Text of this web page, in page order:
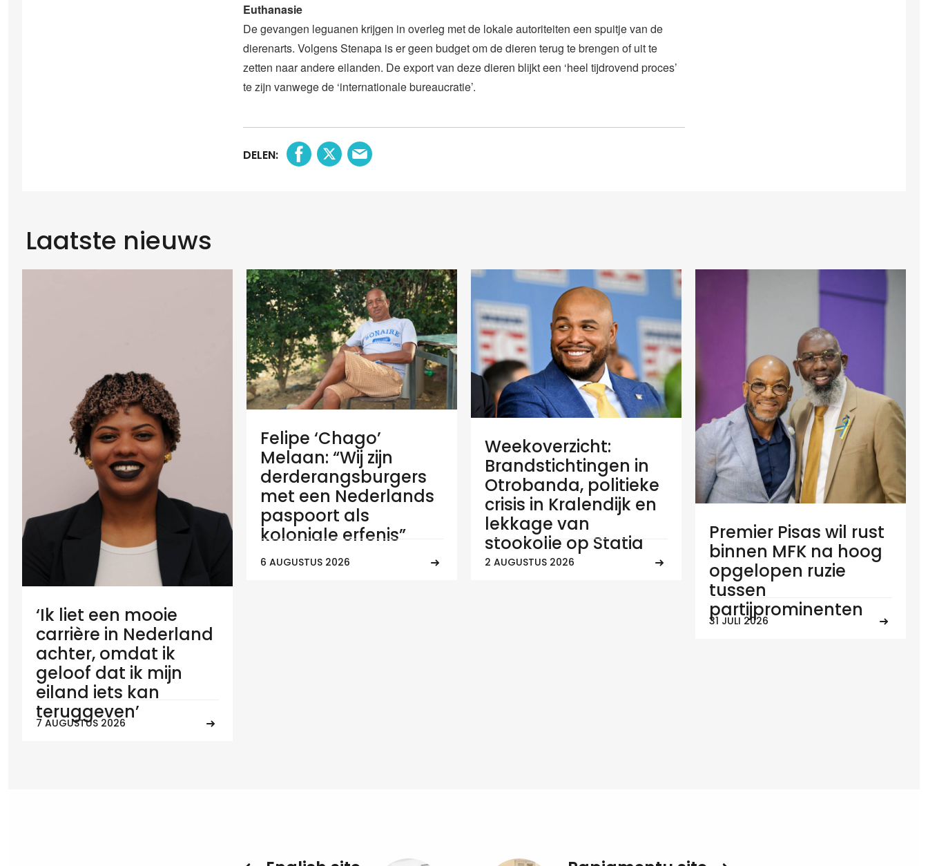
Euthanasie
De gevangen leguanen krijgen in overleg met de lokale autoriteiten een spuitje van de
dierenarts. Volgens Stenapa is er geen budget om de dieren terug te brengen of uit te
zetten naar andere eilanden. De export van deze dieren blijkt een ‘heel tijdrovend proces’
te zijn vanwege de ‘internationale bureaucratie’.
DELEN:
Laatste nieuws
‘Ik liet een mooie
carrière in Nederland
achter, omdat ik
geloof dat ik mijn
eiland iets kan
teruggeven’
7 AUGUSTUS 2026
Felipe ‘Chago’
Melaan: “Wij zijn
derderangsburgers
met een Nederlands
paspoort als
koloniale erfenis”
6 AUGUSTUS 2026
Weekoverzicht:
Brandstichtingen in
Otrobanda, politieke
crisis in Kralendijk en
lekkage van
stookolie op Statia
2 AUGUSTUS 2026
Premier Pisas wil rust
binnen MFK na hoog
opgelopen ruzie
tussen
partijprominenten
31 JULI 2026